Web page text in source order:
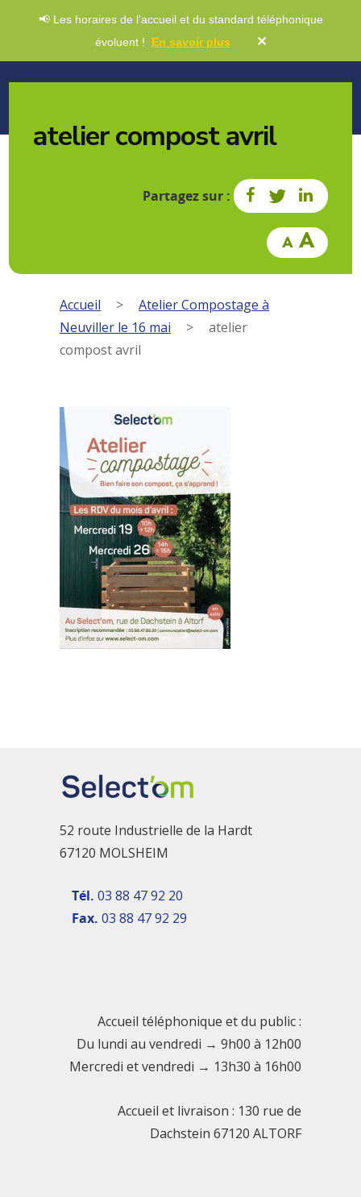
📢 Les horaires de l'accueil et du standard téléphonique
évoluent ! En savoir plus ✕
atelier compost avril
Partagez sur :
Accueil >
Atelier Compostage à
Neuviller le 16 mai
>
atelier
compost avril
52 route Industrielle de la Hardt
67120 MOLSHEIM
Tél. 03 88 47 92 20
Fax. 03 88 47 92 29
Accueil téléphonique et du public :
Du lundi au vendredi → 9h00 à 12h00
Mercredi et vendredi → 13h30 à 16h00
Accueil et livraison : 130 rue de
Dachstein 67120 ALTORF